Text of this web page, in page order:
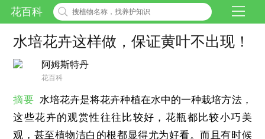
花百科
水培花卉这样做，保证黄叶不出现！
阿姆斯特丹
花百科
摘要 水培花卉是将花卉种植在水中的一种栽培方法，
这些花卉的观赏性往往比较好，花瓶都比较小巧美
观，甚至植物洁白的根都显得尤为好看。而且有时候